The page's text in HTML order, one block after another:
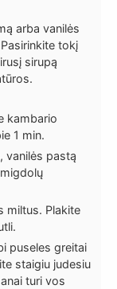
arba vanilės
tokį
sirupą
kambario
1 min.
vanilės pastą
miltus. Plakite
puseles greitai
staigiu judesiu
turi vos